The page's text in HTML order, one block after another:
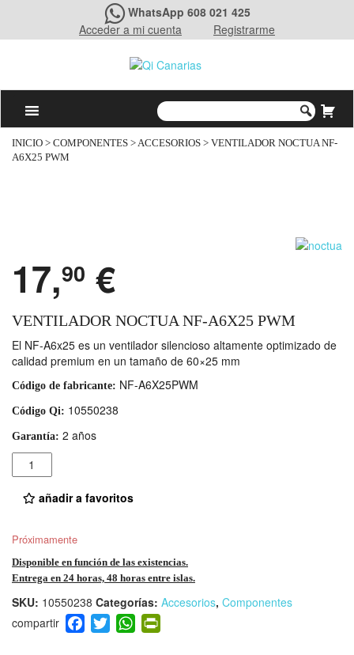
WhatsApp 608 021 425
Acceder a mi cuenta
Registrarme
INICIO > COMPONENTES >ACCESORIOS > VENTILADOR NOCTUA NF-
A6X25 PWM
17,90 €
VENTILADOR NOCTUA NF-A6X25 PWM
El NF-A6x25 es un ventilador silencioso altamente optimizado de
calidad premium en un tamaño de 60×25 mm
Código de fabricante: NF-A6X25PWM
Código Qi: 10550238
Garantía: 2 años
Cantidad
añadir a favoritos
Próximamente
Disponible en función de las existencias.
Entrega en 24 horas, 48 horas entre islas.
SKU: 10550238 Categorías: Accesorios, Componentes
F
a
T
wi
W
h